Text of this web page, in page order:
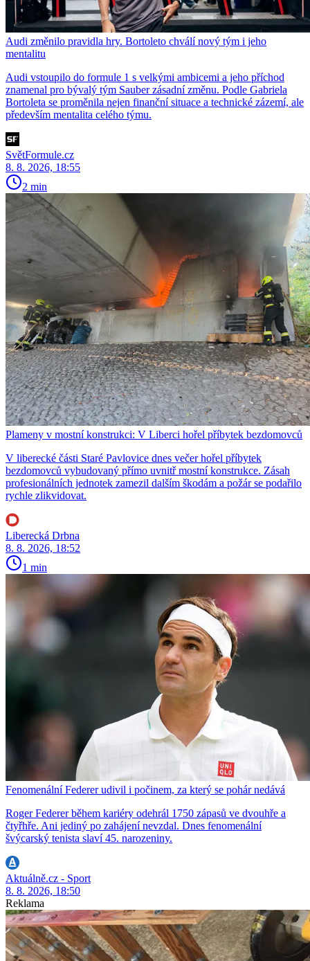
Audi změnilo pravidla hry. Bortoleto chválí nový tým i jeho
mentalitu
Audi vstoupilo do formule 1 s velkými ambicemi a jeho příchod
znamenal pro bývalý tým Sauber zásadní změnu. Podle Gabriela
Bortoleta se proměnila nejen finanční situace a technické zázemí, ale
především mentalita celého týmu.
SvětFormule.cz
8. 8. 2026, 18:55
2 min
Plameny v mostní konstrukci: V Liberci hořel příbytek bezdomovců
V liberecké části Staré Pavlovice dnes večer hořel příbytek
bezdomovců vybudovaný přímo uvnitř mostní konstrukce. Zásah
profesionálních jednotek zamezil dalším škodám a požár se podařilo
rychle zlikvidovat.
Liberecká Drbna
8. 8. 2026, 18:52
1 min
Fenomenální Federer udivil i počinem, za který se pohár nedává
Roger Federer během kariéry odehrál 1750 zápasů ve dvouhře a
čtyřhře. Ani jediný po zahájení nevzdal. Dnes fenomenální
švýcarský tenista slaví 45. narozeniny.
Aktuálně.cz - Sport
8. 8. 2026, 18:50
Reklama